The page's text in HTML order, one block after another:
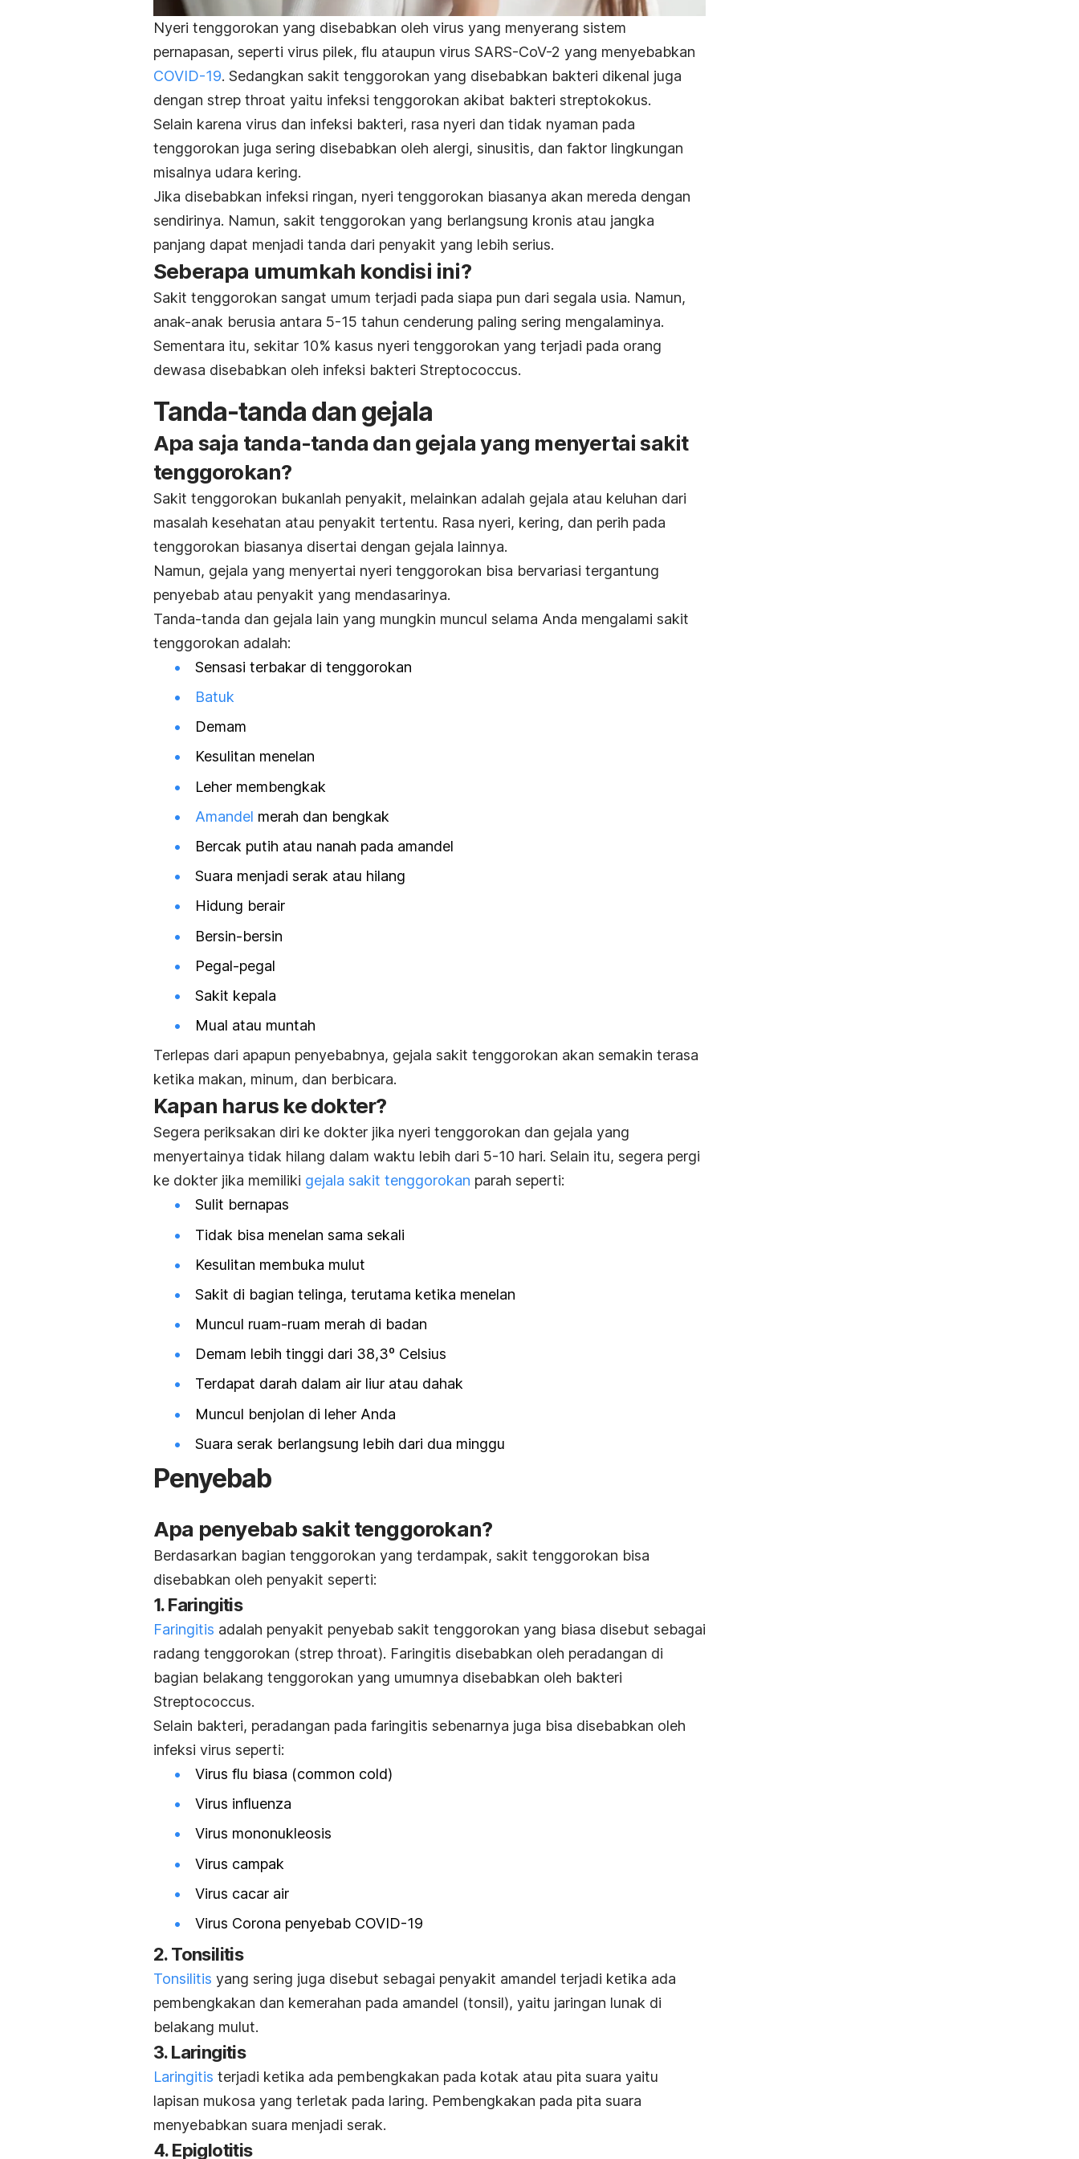
Nyeri tenggorokan yang disebabkan oleh virus yang menyerang sistem
pernapasan, seperti virus pilek, flu ataupun virus SARS-CoV-2 yang menyebabkan
COVID-19. Sedangkan sakit tenggorokan yang disebabkan bakteri dikenal juga
dengan strep throat yaitu infeksi tenggorokan akibat bakteri streptokokus.
Selain karena virus dan infeksi bakteri, rasa nyeri dan tidak nyaman pada
tenggorokan juga sering disebabkan oleh alergi, sinusitis, dan faktor lingkungan
misalnya udara kering.
Jika disebabkan infeksi ringan, nyeri tenggorokan biasanya akan mereda dengan
sendirinya. Namun, sakit tenggorokan yang berlangsung kronis atau jangka
panjang dapat menjadi tanda dari penyakit yang lebih serius.
Seberapa umumkah kondisi ini?
Sakit tenggorokan sangat umum terjadi pada siapa pun dari segala usia. Namun,
anak-anak berusia antara 5-15 tahun cenderung paling sering mengalaminya.
Sementara itu, sekitar 10% kasus nyeri tenggorokan yang terjadi pada orang
dewasa disebabkan oleh infeksi bakteri Streptococcus.
Tanda-tanda dan gejala
Apa saja tanda-tanda dan gejala yang menyertai sakit
tenggorokan?
Sakit tenggorokan bukanlah penyakit, melainkan adalah gejala atau keluhan dari
masalah kesehatan atau penyakit tertentu. Rasa nyeri, kering, dan perih pada
tenggorokan biasanya disertai dengan gejala lainnya.
Namun, gejala yang menyertai nyeri tenggorokan bisa bervariasi tergantung
penyebab atau penyakit yang mendasarinya.
Tanda-tanda dan gejala lain yang mungkin muncul selama Anda mengalami sakit
tenggorokan adalah:
Sensasi terbakar di tenggorokan
Batuk
Demam
Kesulitan menelan
Leher membengkak
Amandel merah dan bengkak
Bercak putih atau nanah pada amandel
Suara menjadi serak atau hilang
Hidung berair
Bersin-bersin
Pegal-pegal
Sakit kepala
Mual atau muntah
Terlepas dari apapun penyebabnya, gejala sakit tenggorokan akan semakin terasa
ketika makan, minum, dan berbicara.
Kapan harus ke dokter?
Segera periksakan diri ke dokter jika nyeri tenggorokan dan gejala yang
menyertainya tidak hilang dalam waktu lebih dari 5-10 hari. Selain itu, segera pergi
ke dokter jika memiliki gejala sakit tenggorokan parah seperti:
Sulit bernapas
Tidak bisa menelan sama sekali
Kesulitan membuka mulut
Sakit di bagian telinga, terutama ketika menelan
Muncul ruam-ruam merah di badan
Demam lebih tinggi dari 38,3º Celsius
Terdapat darah dalam air liur atau dahak
Muncul benjolan di leher Anda
Suara serak berlangsung lebih dari dua minggu
Penyebab
Apa penyebab sakit tenggorokan?
Berdasarkan bagian tenggorokan yang terdampak, sakit tenggorokan bisa
disebabkan oleh penyakit seperti:
1. Faringitis
Faringitis adalah penyakit penyebab sakit tenggorokan yang biasa disebut sebagai
radang tenggorokan (strep throat). Faringitis disebabkan oleh peradangan di
bagian belakang tenggorokan yang umumnya disebabkan oleh bakteri
Streptococcus.
Selain bakteri, peradangan pada faringitis sebenarnya juga bisa disebabkan oleh
infeksi virus seperti:
Virus flu biasa (common cold)
Virus influenza
Virus mononukleosis
Virus campak
Virus cacar air
Virus Corona penyebab COVID-19
2. Tonsilitis
Tonsilitis yang sering juga disebut sebagai penyakit amandel terjadi ketika ada
pembengkakan dan kemerahan pada amandel (tonsil), yaitu jaringan lunak di
belakang mulut.
3. Laringitis
Laringitis terjadi ketika ada pembengkakan pada kotak atau pita suara yaitu
lapisan mukosa yang terletak pada laring. Pembengkakan pada pita suara
menyebabkan suara menjadi serak.
4. Epiglotitis